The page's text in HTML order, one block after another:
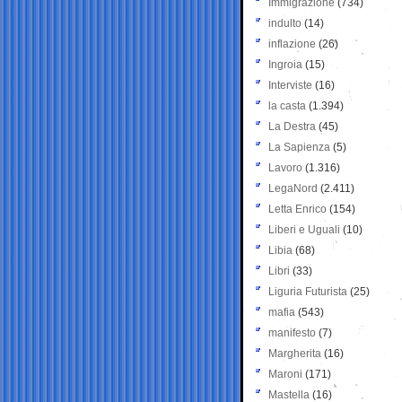
Immigrazione (734)
indulto (14)
inflazione (26)
Ingroia (15)
Interviste (16)
la casta (1.394)
La Destra (45)
La Sapienza (5)
Lavoro (1.316)
LegaNord (2.411)
Letta Enrico (154)
Liberi e Uguali (10)
Libia (68)
Libri (33)
Liguria Futurista (25)
mafia (543)
manifesto (7)
Margherita (16)
Maroni (171)
Mastella (16)